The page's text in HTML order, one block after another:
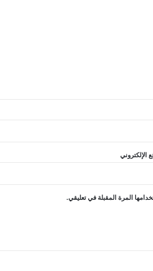
الإلكتروني
المرة المقبلة في تعليقي.